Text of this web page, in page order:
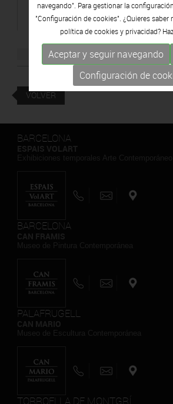
VOLVER
BARCELONA
BARCELONA
PALAFRUGELL
TORROELLA DE MONTGRÍ
navegando". Para gestionar la
"Configuración de cookies". ¿Quieres saber
política de cookies y privacidad?
Aceptar y seguir navegando
Configuración de